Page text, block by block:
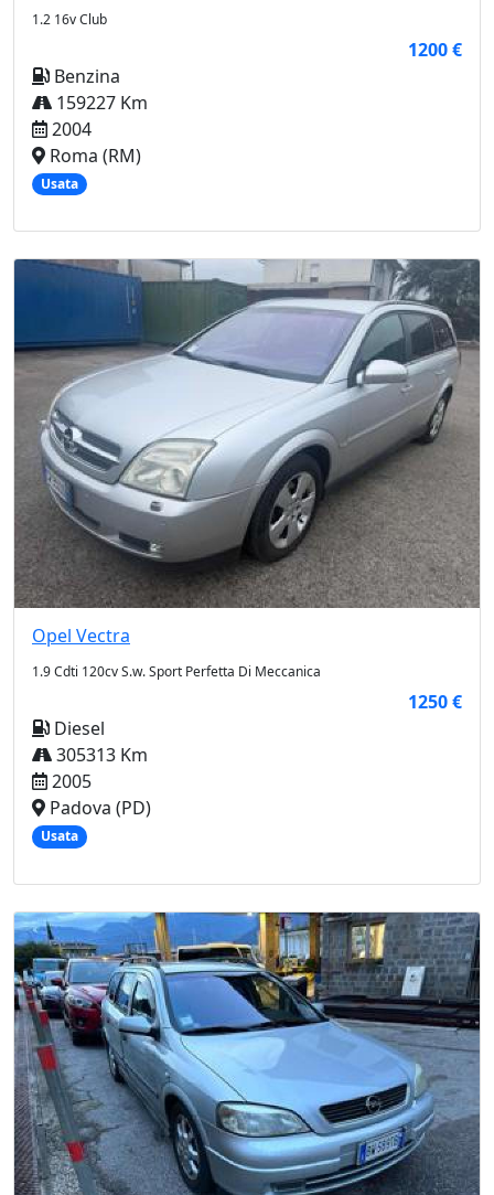
1.2 16v Club
1200 €
Benzina
159227 Km
2004
Roma (RM)
Usata
Opel Vectra
1.9 Cdti 120cv S.w. Sport Perfetta Di Meccanica
1250 €
Diesel
305313 Km
2005
Padova (PD)
Usata